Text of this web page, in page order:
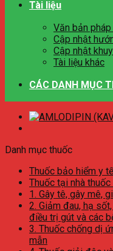
Tài liệu
Văn bản
Cập nhật
Cập nhật
Tài liệu khác
CÁC DANH MỤC
Danh mục thuốc
Thuốc bảo hiểm y tế
Thuốc tại nhà thuốc
1. Gây tê, gây mê,
2. Giảm đau, hạ
điều trị gút và các
3. Thuốc chống dị
mẫn